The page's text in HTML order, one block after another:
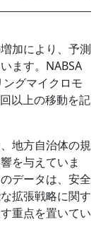
加により、予測
ます。NABSA
グマイクロモ
以上の移動を記
地方自治体の規
を与えていま
データは、安全
拡張戦略に関す
重点を置いてい